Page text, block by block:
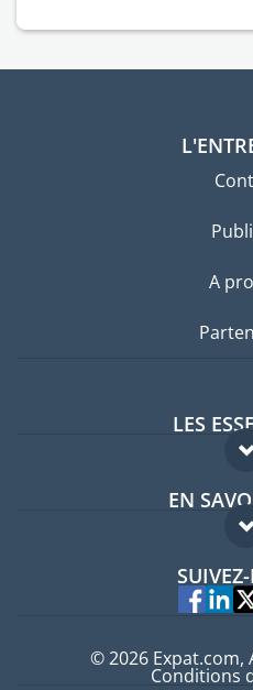
A
LES
Forum
EN
FAQ
© 2026 Expat.com,
Conditions